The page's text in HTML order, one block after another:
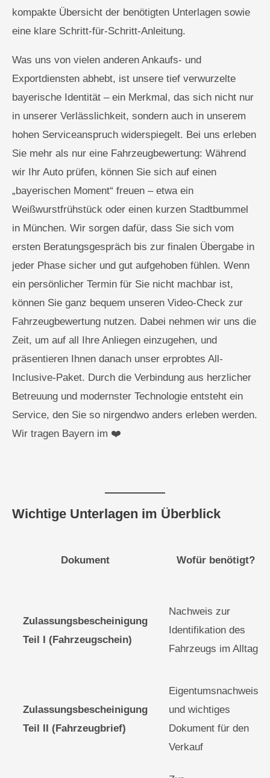
kompakte Übersicht der benötigten Unterlagen sowie
eine klare Schritt-für-Schritt-Anleitung.
Was uns von vielen anderen Ankaufs- und
Exportdiensten abhebt, ist unsere tief verwurzelte
bayerische Identität – ein Merkmal, das sich nicht nur
in unserer Verlässlichkeit, sondern auch in unserem
hohen Serviceanspruch widerspiegelt. Bei uns erleben
Sie mehr als nur eine Fahrzeugbewertung: Während
wir Ihr Auto prüfen, können Sie sich auf einen
„bayerischen Moment“ freuen – etwa ein
Weißwurstfrühstück oder einen kurzen Stadtbummel
in München. Wir sorgen dafür, dass Sie sich vom
ersten Beratungsgespräch bis zur finalen Übergabe in
jeder Phase sicher und gut aufgehoben fühlen. Wenn
ein persönlicher Termin für Sie nicht machbar ist,
können Sie ganz bequem unseren Video-Check zur
Fahrzeugbewertung nutzen. Dabei nehmen wir uns die
Zeit, um auf all Ihre Anliegen einzugehen, und
präsentieren Ihnen danach unser erprobtes All-
Inclusive-Paket. Durch die Verbindung aus herzlicher
Betreuung und modernster Technologie entsteht ein
Service, den Sie so nirgendwo anders erleben werden.
Wir tragen Bayern im ❤️
Wichtige Unterlagen im Überblick
Dokument Wofür benötigt?
Zulassungsbescheinigung
Teil I (Fahrzeugschein)
Nachweis zur
Identifikation des
Fahrzeugs im Alltag
Zulassungsbescheinigung
Teil II (Fahrzeugbrief)
Eigentumsnachweis
und wichtiges
Dokument für den
Verkauf